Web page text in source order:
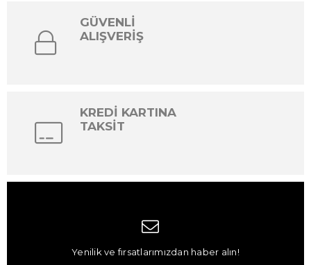
GÜVENLİ
ALIŞVERİŞ
KREDİ KARTINA
TAKSİT
Yenilik ve fırsatlarımızdan haber alın!